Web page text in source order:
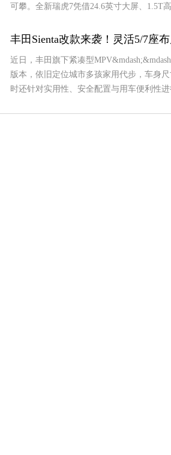
可攀。全新瑞虎7凭借24.6英寸大屏、1.5T
丰田Sienta改款来袭！灵活5/7座
近日，丰田旗下紧凑型
版本，依旧定位城市多孩家用代步，车身
时还针对实用性、安全配置与用车便利性